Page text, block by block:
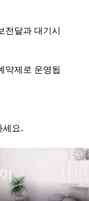
전달과 대기시
약제로 운영됩
세요.